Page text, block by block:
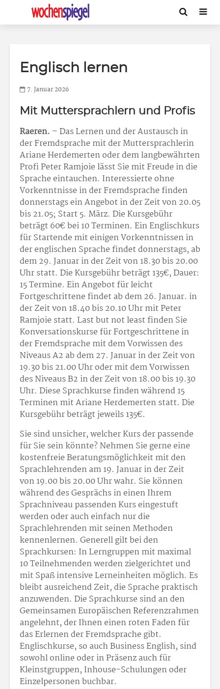
Englisch lernen
7. Januar 2026
Mit Muttersprachlern und Profis
Raeren. – Das Lernen und der Austausch in
der Fremdsprache mit der Muttersprachlerin
Ariane Herdemerten oder dem langbewährten
Profi Peter Ramjoie lässt Sie mit Freude in die
Sprache eintauchen. Interessierte ohne
Vorkenntnisse in der Fremdsprache finden
donnerstags ein Angebot in der Zeit von 20.05
bis 21.05; Start 5. März. Die Kursgebühr
beträgt 60€ bei 10 Terminen. Ein Englischkurs
für Startende mit einigen Vorkenntnissen in
der englischen Sprache findet donnerstags, ab
dem 29. Januar in der Zeit von 18.30 bis 20.00
Uhr statt. Die Kursgebühr beträgt 135€, Dauer:
15 Termine. Ein Angebot für leicht
Fortgeschrittene findet ab dem 26. Januar. in
der Zeit von 18.40 bis 20.10 Uhr mit Peter
Ramjoie statt. Last but not least finden Sie
Konversationskurse für Fortgeschrittene in
der Fremdsprache mit dem Vorwissen des
Niveaus A2 ab dem 27. Januar in der Zeit von
19.30 bis 21.00 Uhr oder mit dem Vorwissen
des Niveaus B2 in der Zeit von 18.00 bis 19.30
Uhr. Diese Sprachkurse finden während 15
Terminen mit Ariane Herdemerten statt. Die
Kursgebühr beträgt jeweils 135€.
Sie sind unsicher, welcher Kurs der passende
für Sie sein könnte? Nehmen Sie gerne eine
kostenfreie Beratungsmöglichkeit mit den
Sprachlehrenden am 19. Januar in der Zeit
von 19.00 bis 20.00 Uhr wahr. Sie können
während des Gesprächs in einen Ihrem
Sprachniveau passenden Kurs eingestuft
werden oder auch einfach nur die
Sprachlehrenden mit seinen Methoden
kennenlernen. Generell gilt bei den
Sprachkursen: In Lerngruppen mit maximal
10 Teilnehmenden werden zielgerichtet und
mit Spaß intensive Lerneinheiten möglich. Es
bleibt ausreichend Zeit, die Sprache praktisch
anzuwenden. Die Sprachkurse sind an den
Gemeinsamen Europäischen Referenzrahmen
angelehnt, der Ihnen einen roten Faden für
das Erlernen der Fremdsprache gibt.
Englischkurse, so auch Business English, sind
sowohl online oder in Präsenz auch für
Kleinstgruppen, Inhouse-Schulungen oder
Einzelpersonen buchbar.